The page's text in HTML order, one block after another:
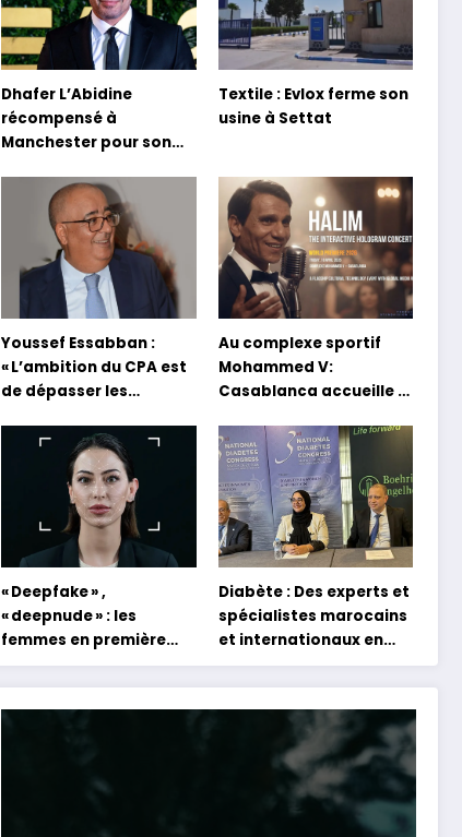
Dhafer L’Abidine
récompensé à
Manchester pour son
Textile : Evlox ferme son
usine à Settat
Youssef Essabban :
« L’ambition du CPA est
de dépasser les
et académiques de
formation en
s’appuyant sur le
partage des
expériences »
Au complexe sportif
Mohammed V:
Casablanca accueille la
concert holographique
d’Abdel Halim Hafez
« Deepfake » ,
« deepnude » : les
femmes en première
ligne face aux dangers
de l’intelligence
artificielle
Diabète : Des experts et
spécialistes marocains
et internationaux en
conclave à Tanger